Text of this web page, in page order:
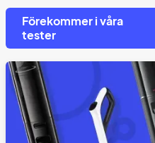
Förekommer i våra
tester